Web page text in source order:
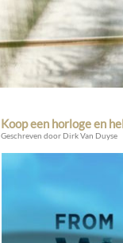
Koop een horloge en
Geschreven door Dirk Van Duyse